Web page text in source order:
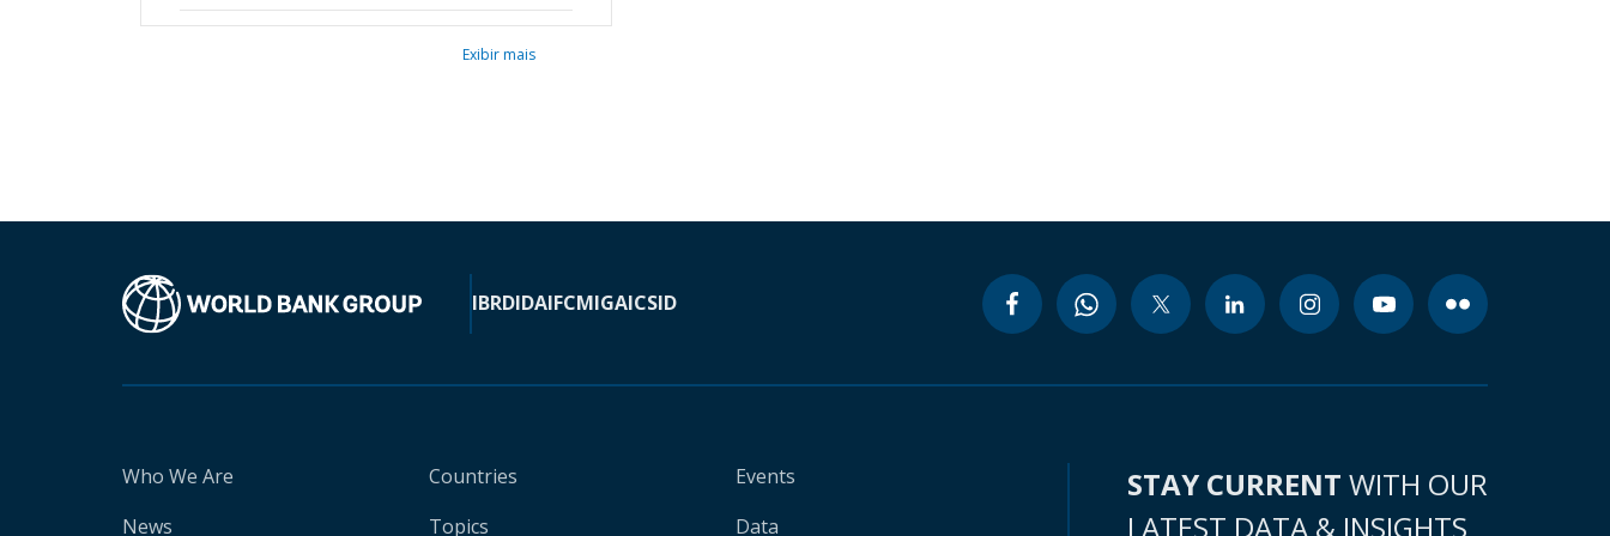
Exibir mais
IBRDIDAIFCMIGAICSID
Who We Are
News
Countries
Topics
Events
Data
STAY CURRENT WITH OUR
LATEST DATA & INSIGHTS